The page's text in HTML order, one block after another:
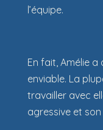
l’équipe.
En fait, Amélie
enviable. La
travailler avec
agressive et